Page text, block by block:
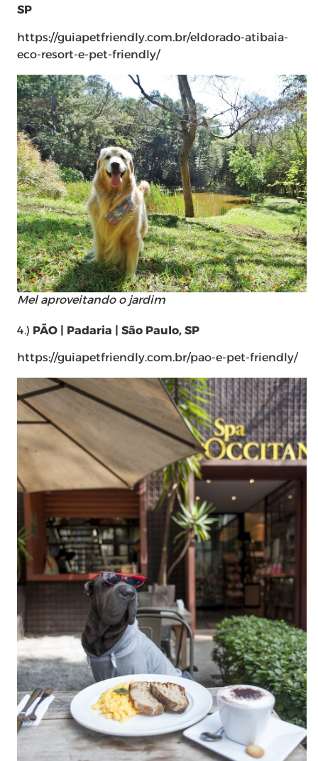
SP
https://guiapetfriendly.com.br/eldorado-atibaia-
eco-resort-e-pet-friendly/
Mel aproveitando o jardim
4.) PÃO | Padaria | São Paulo, SP
https://guiapetfriendly.com.br/pao-e-pet-friendly/